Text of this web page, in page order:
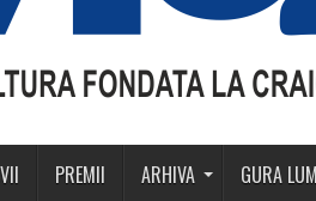
PREMII ARHIVA GURA